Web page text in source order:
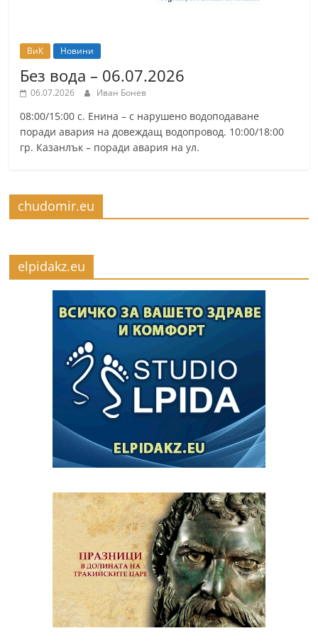
ВиК Новини
Без вода – 06.07.2026
06.07.2026 Иван Бонев
08:00/15:00 с. Енина – с нарушено водоподаване
поради авария на довеждащ водопровод. 10:00/18:00
гр. Казанлък – поради авария на ул.
chudomir.eu
elpidakz.eu